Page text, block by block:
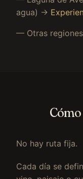
agua) →
— Otras
No hay ruta fija.
Cada día se